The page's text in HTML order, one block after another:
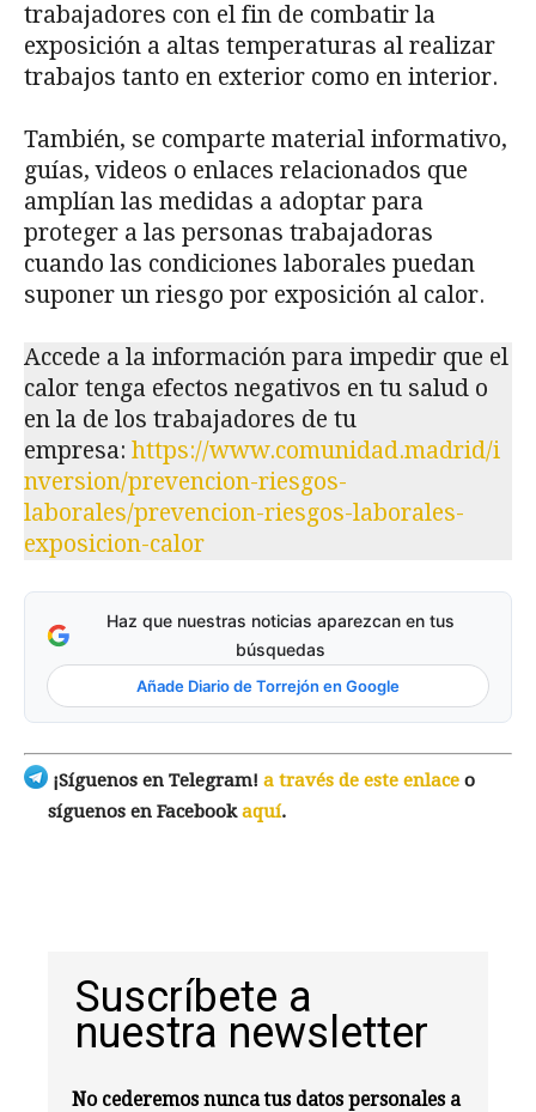
trabajadores con el fin de combatir la
exposición a altas temperaturas al realizar
trabajos tanto en exterior como en interior.
También, se comparte material informativo,
guías, videos o enlaces relacionados que
amplían las medidas a adoptar para
proteger a las personas trabajadoras
cuando las condiciones laborales puedan
suponer un riesgo por exposición al calor.
Accede a la información para impedir que el
calor tenga efectos negativos en tu salud o
en la de los trabajadores de tu
empresa: https://www.comunidad.madrid/i
nversion/prevencion-riesgos-
laborales/prevencion-riesgos-laborales-
exposicion-calor
Haz que nuestras noticias aparezcan en tus
búsquedas
Añade Diario de Torrejón en Google
¡Síguenos en Telegram! a través de este enlace o
síguenos en Facebookaquí.
Suscríbete a
nuestra newsletter
No cederemos nunca tus datos personales a